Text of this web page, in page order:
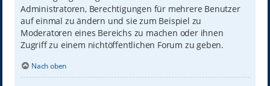
Administratoren, Berechtigungen für mehrere Benutzer
auf einmal zu ändern und sie zum Beispiel zu
Moderatoren eines Bereichs zu machen oder ihnen
Zugriff zu einem nichtöffentlichen Forum zu geben.
Nach oben